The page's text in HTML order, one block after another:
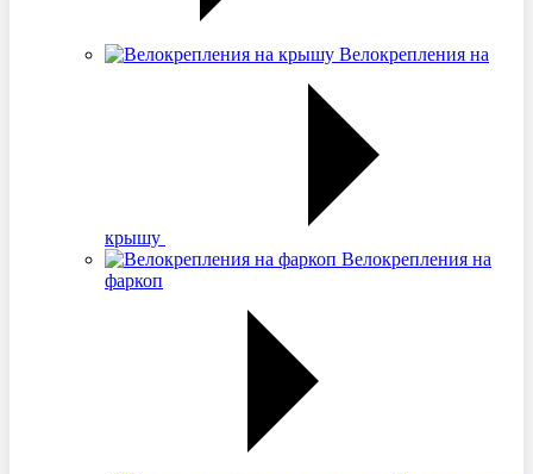
Велокрепления на
крышу
Велокрепления на
фаркоп